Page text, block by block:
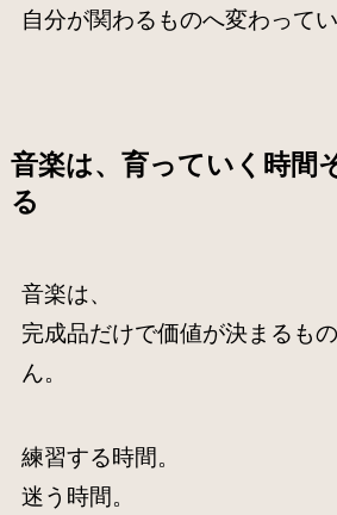
自分が関わるものへ変わってい
音楽は、育っていく時間
る
音楽は、
完成品だけで価値が決まるも
ん。
練習する時間。
迷う時間。